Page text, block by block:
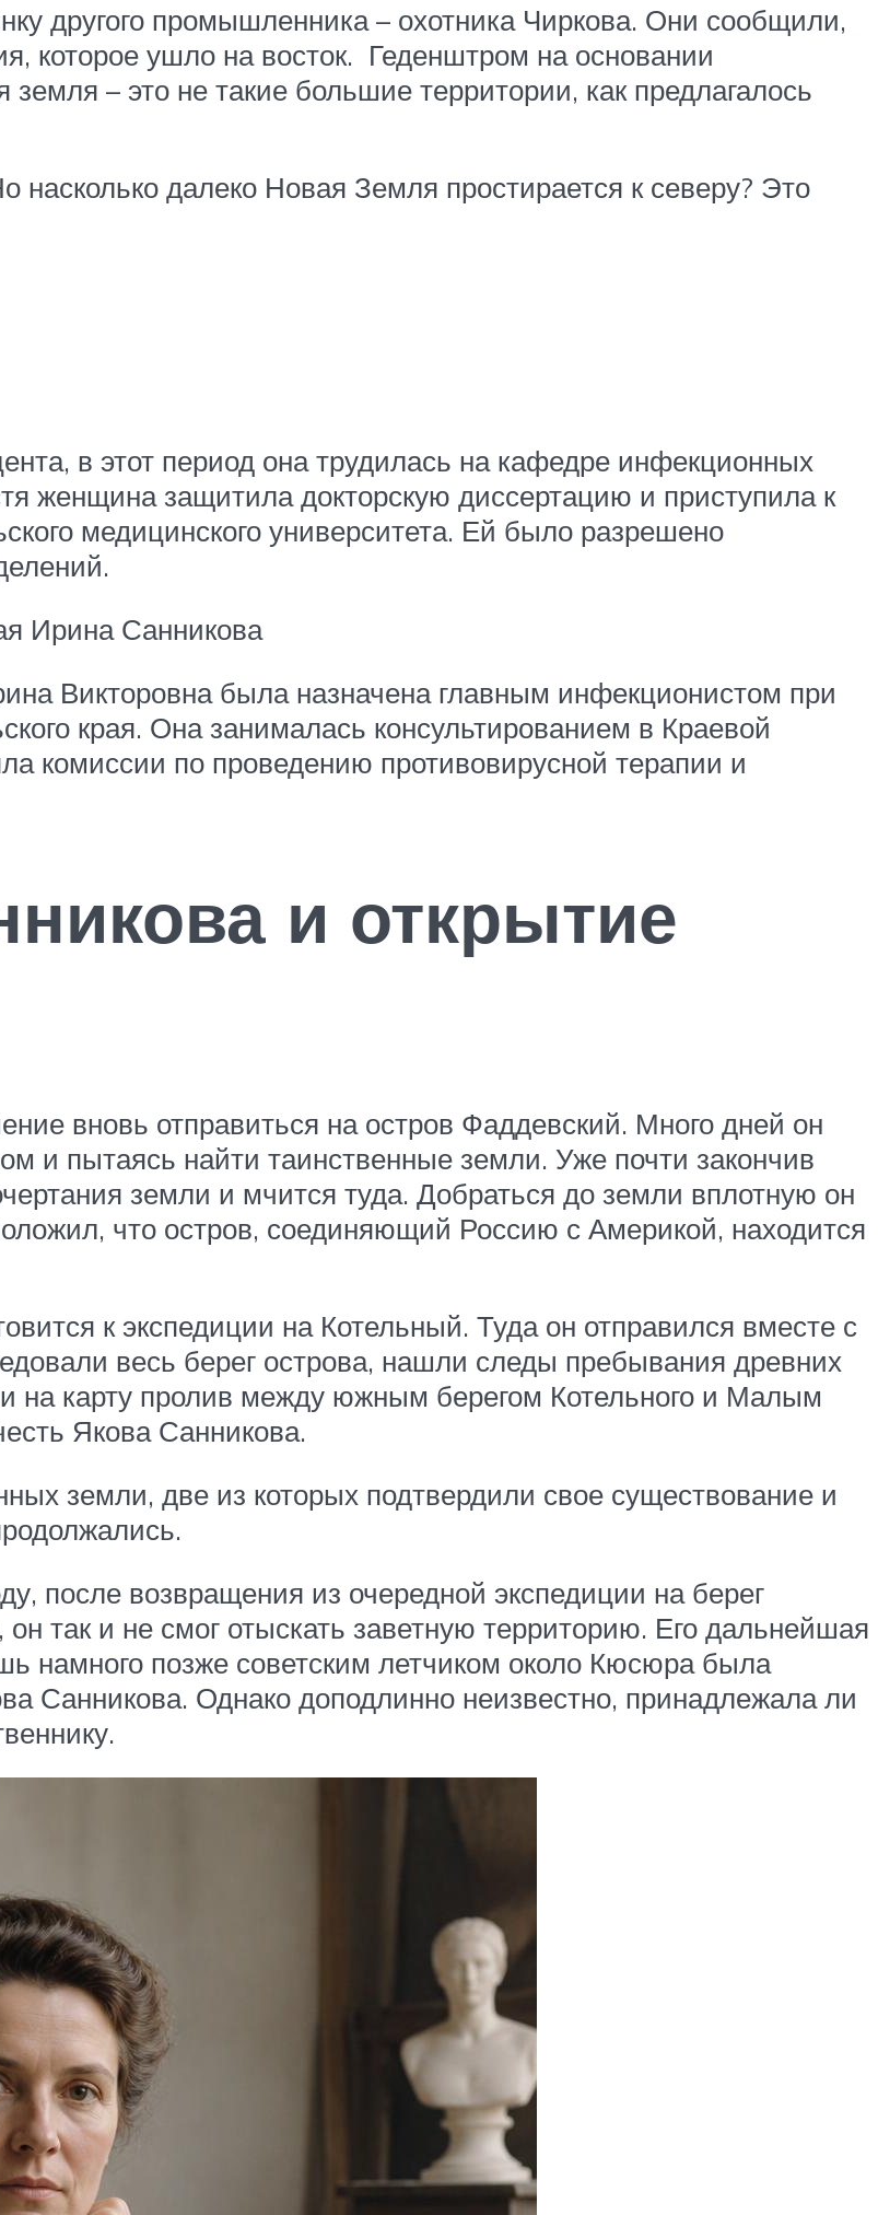
другого промышленника – охотника Чиркова. Они сообщили,
которое ушло на восток. Геденштром на основании
– это не такие большие территории, как предлагалось
далеко Новая Земля простирается к северу? Это
в этот период она трудилась на кафедре инфекционных
женщина защитила докторскую диссертацию и приступила к
медицинского университета. Ей было разрешено
Ирина Санникова
Викторовна была назначена главным инфекционистом при
края. Она занималась консультированием в Краевой
комиссии по проведению противовирусной терапии и
и открытие
вновь отправиться на остров Фаддевский. Много дней он
и пытаясь найти таинственные земли. Уже почти закончив
земли и мчится туда. Добраться до земли вплотную он
что остров, соединяющий Россию с Америкой, находится
к экспедиции на Котельный. Туда он отправился вместе с
весь берег острова, нашли следы пребывания древних
на карту пролив между южным берегом Котельного и Малым
Якова Санникова.
земли, две из которых подтвердили свое существование и
после возвращения из очередной экспедиции на берег
так и не смог отыскать заветную территорию. Его дальнейшая
намного позже советским летчиком около Кюсюра была
Санникова. Однако доподлинно неизвестно, принадлежала ли